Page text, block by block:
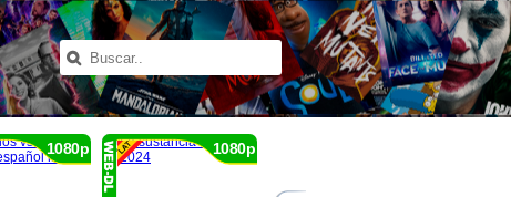
1080p 1080p